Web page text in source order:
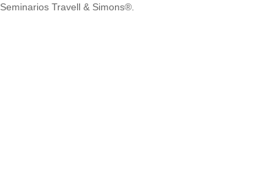
Seminarios Travell & Simons®.